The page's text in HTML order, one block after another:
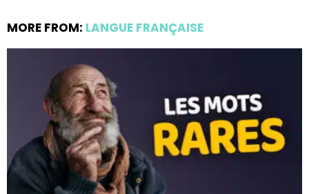
MORE FROM: LANGUE FRANÇAISE